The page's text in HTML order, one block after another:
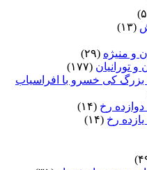
(۱۳)
و منیژه (۲۹)
و تورانیان (۱۷۷)
کی خسرو با افراسیاب
رخ (۱۴)
رخ (۱۴)